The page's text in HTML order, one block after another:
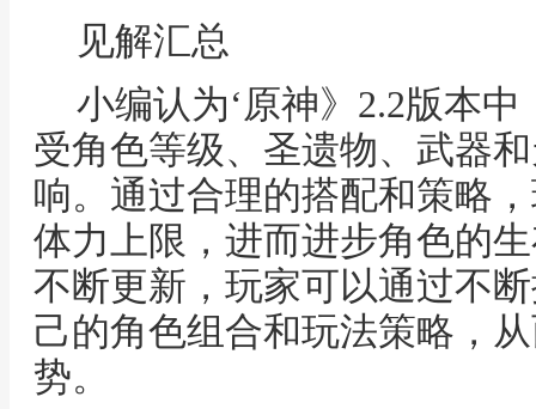
见解汇总
小编认为‘原神》2.2版本
受角色等级、圣遗物、武器
响。通过合理的搭配和策略
体力上限，进而进步角色的
不断更新，玩家可以通过不
己的角色组合和玩法策略，
势。